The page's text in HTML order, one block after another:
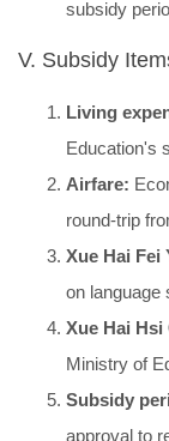
subsidy
V. Subsidy
Living
Education's
Airfare:
round-trip
Xue Hai Fei
on language
Xue Hai Hsi
Ministry of
Subsidy
approval to